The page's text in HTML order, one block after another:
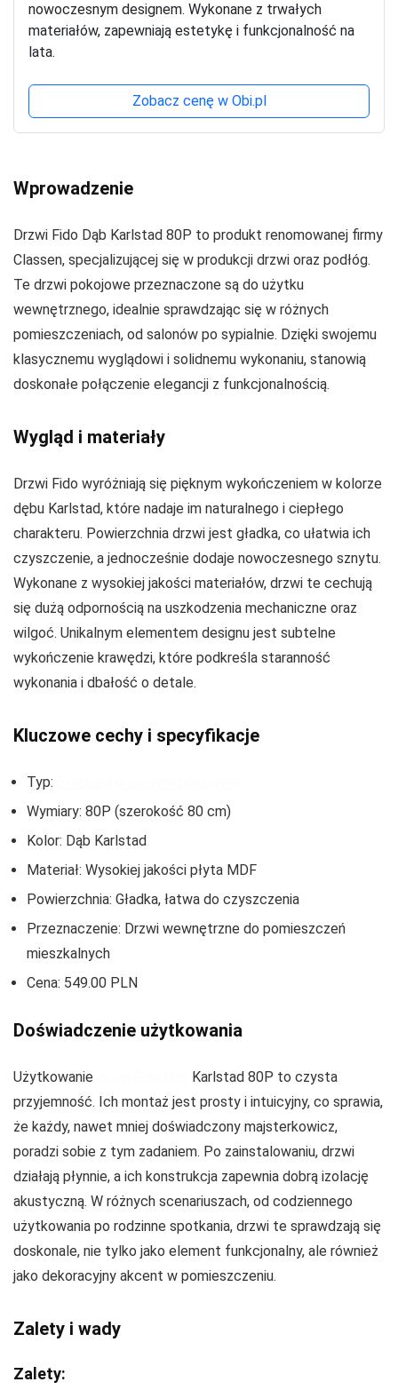
nowoczesnym designem. Wykonane z trwałych
materiałów, zapewniają estetykę i funkcjonalność na
lata.
Zobacz cenę w Obi.pl
Wprowadzenie
Drzwi Fido Dąb Karlstad 80P to produkt renomowanej firmy
Classen, specjalizującej się w produkcji drzwi oraz podłóg.
Te drzwi pokojowe przeznaczone są do użytku
wewnętrznego, idealnie sprawdzając się w różnych
pomieszczeniach, od salonów po sypialnie. Dzięki swojemu
klasycznemu wyglądowi i solidnemu wykonaniu, stanowią
doskonałe połączenie elegancji z funkcjonalnością.
Wygląd i materiały
Drzwi Fido wyróżniają się pięknym wykończeniem w kolorze
dębu Karlstad, które nadaje im naturalnego i ciepłego
charakteru. Powierzchnia drzwi jest gładka, co ułatwia ich
czyszczenie, a jednocześnie dodaje nowoczesnego sznytu.
Wykonane z wysokiej jakości materiałów, drzwi te cechują
się dużą odpornością na uszkodzenia mechaniczne oraz
wilgoć. Unikalnym elementem designu jest subtelne
wykończenie krawędzi, które podkreśla staranność
wykonania i dbałość o detale.
Kluczowe cechy i specyfikacje
Typ:
Wymiary: 80P (szerokość 80 cm)
Kolor: Dąb Karlstad
Materiał: Wysokiej jakości płyta MDF
Powierzchnia: Gładka, łatwa do czyszczenia
Przeznaczenie: Drzwi wewnętrzne do pomieszczeń
mieszkalnych
Cena: 549.00 PLN
Doświadczenie użytkowania
Użytkowanie
Karlstad 80P to czysta
przyjemność. Ich montaż jest prosty i intuicyjny, co sprawia,
że każdy, nawet mniej doświadczony majsterkowicz,
poradzi sobie z tym zadaniem. Po zainstalowaniu, drzwi
działają płynnie, a ich konstrukcja zapewnia dobrą izolację
akustyczną. W różnych scenariuszach, od codziennego
użytkowania po rodzinne spotkania, drzwi te sprawdzają się
doskonale, nie tylko jako element funkcjonalny, ale również
jako dekoracyjny akcent w pomieszczeniu.
Zalety i wady
Zalety: